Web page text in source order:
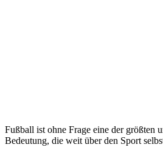
Fußball ist ohne Frage eine der größten
Bedeutung, die weit über den Sport